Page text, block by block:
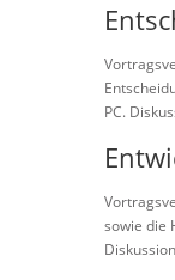
PC.
sowie die